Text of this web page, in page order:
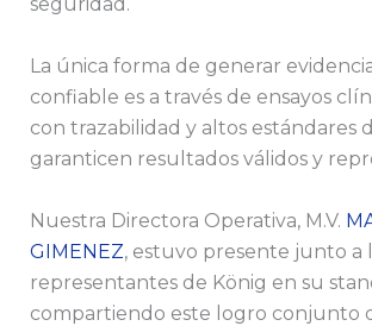
La única forma de generar
confiable es a través de ensayos
con trazabilidad y altos estándares
garanticen resultados válidos y
Nuestra Directora Operativa, M.V.
GIMENEZ, estuvo presente junto a
representantes de König en su
compartiendo este logro conjunto